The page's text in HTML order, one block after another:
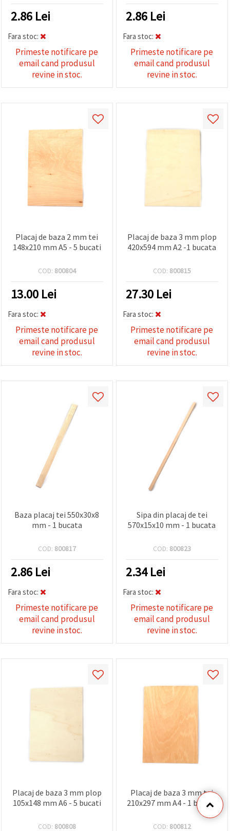
2.86 Lei
Fara stoc:
Primeste notificare pe
email cand produsul
revine in stoc.
2.86 Lei
Fara stoc:
Primeste notificare pe
email cand produsul
revine in stoc.
Placaj de baza 2 mm tei
148x210 mm A5 - 5 bucati
COD: 800804
13.00 Lei
Fara stoc:
Primeste notificare pe
email cand produsul
revine in stoc.
Placaj de baza 3 mm plop
420x594 mm A2 -1 bucata
COD: 800815
27.30 Lei
Fara stoc:
Primeste notificare pe
email cand produsul
revine in stoc.
Baza placaj tei 550x30x8
mm - 1 bucata
COD: 800817
2.86 Lei
Fara stoc:
Primeste notificare pe
email cand produsul
revine in stoc.
Sipa din placaj de tei
570x15x10 mm - 1 bucata
COD: 800823
2.34Lei
Fara stoc:
Primeste notificare pe
email cand produsul
revine in stoc.
Placaj de baza 3 mm plop
105x148 mm A6 - 5 bucati
COD: 800808
Placaj de baza 3 mm tei
210x297 mm A4 - 1 bucata
COD: 800812